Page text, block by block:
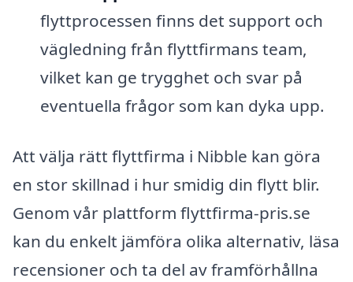
flyttprocessen finns det support och
vägledning från flyttfirmans team,
vilket kan ge trygghet och svar på
eventuella frågor som kan dyka upp.
Att välja rätt flyttfirma i Nibble kan göra
en stor skillnad i hur smidig din flytt blir.
Genom vår plattform flyttfirma-pris.se
kan du enkelt jämföra olika alternativ, läsa
recensioner och ta del av framförhållna